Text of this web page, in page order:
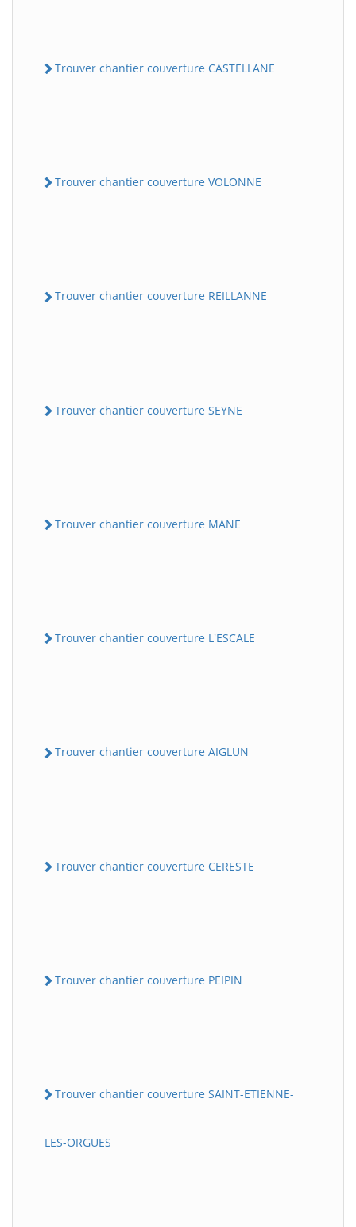
Trouver chantier couverture CASTELLANE
Trouver chantier couverture VOLONNE
Trouver chantier couverture REILLANNE
Trouver chantier couverture SEYNE
Trouver chantier couverture MANE
Trouver chantier couverture L'ESCALE
Trouver chantier couverture AIGLUN
Trouver chantier couverture CERESTE
Trouver chantier couverture PEIPIN
Trouver chantier couverture SAINT-ETIENNE-
LES-ORGUES